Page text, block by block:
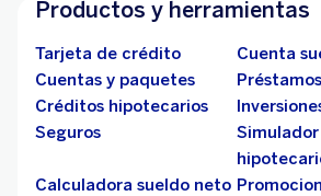
Productos y herramientas
Tarjeta de crédito
Cuenta
Cuentas y paquetes
Créditos hipotecarios
Seguros
Calculadora sueldo neto